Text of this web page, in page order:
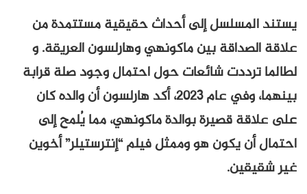
يستند المسلسل إلى أحداث حقيقية مستتمدة من
علاقة الصداقة بين ماكونهي وهارلسون العريقة. و
لطالما ترددت شائعات حول احتمال وجود صلة قرابة
بينهما، وفي عام ٢٠٢٣، أكد هارلسون أن والده كان
على علاقة قصيرة بوالدة ماكونهي، مما يُلمح إلى
احتمال أن يكون هو وممثل فيلم “إنترستيلر” أخوين
غير شقيقين.